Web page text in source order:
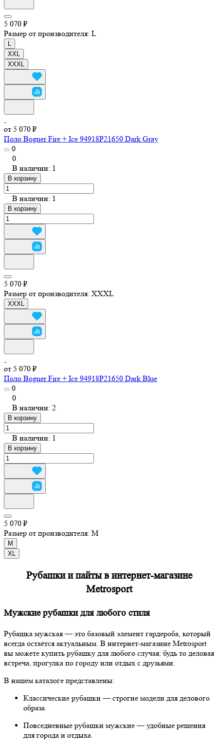
5 070 ₽
Размер от производителя: L
XXL
XXXL
от 5 070 ₽
Поло Bogner Fire + Ice 94918P21650 Dark Gray
0
0
В наличии: 1
В корзину
В наличии: 1
В корзину
5 070 ₽
Размер от производителя: XXXL
XXXL
от 5 070 ₽
Поло Bogner Fire + Ice 94918P21650 Dark Blue
0
0
В наличии: 2
В корзину
В наличии: 1
В корзину
5 070 ₽
Размер от производителя: M
M
XL
Рубашки и пайты в интернет-магазине
Metrosport
Мужские рубашки для любого стиля
Рубашка мужская — это базовый элемент гардероба, который
всегда остаётся актуальным. В интернет-магазине Metrosport
вы можете купить рубашку для любого случая: будь то деловая
встреча, прогулка по городу или отдых с друзьями.
В нашем каталоге представлены:
Классические рубашки — строгие модели для делового
образа.
Повседневные рубашки мужские — удобные решения
для города и отдыха.